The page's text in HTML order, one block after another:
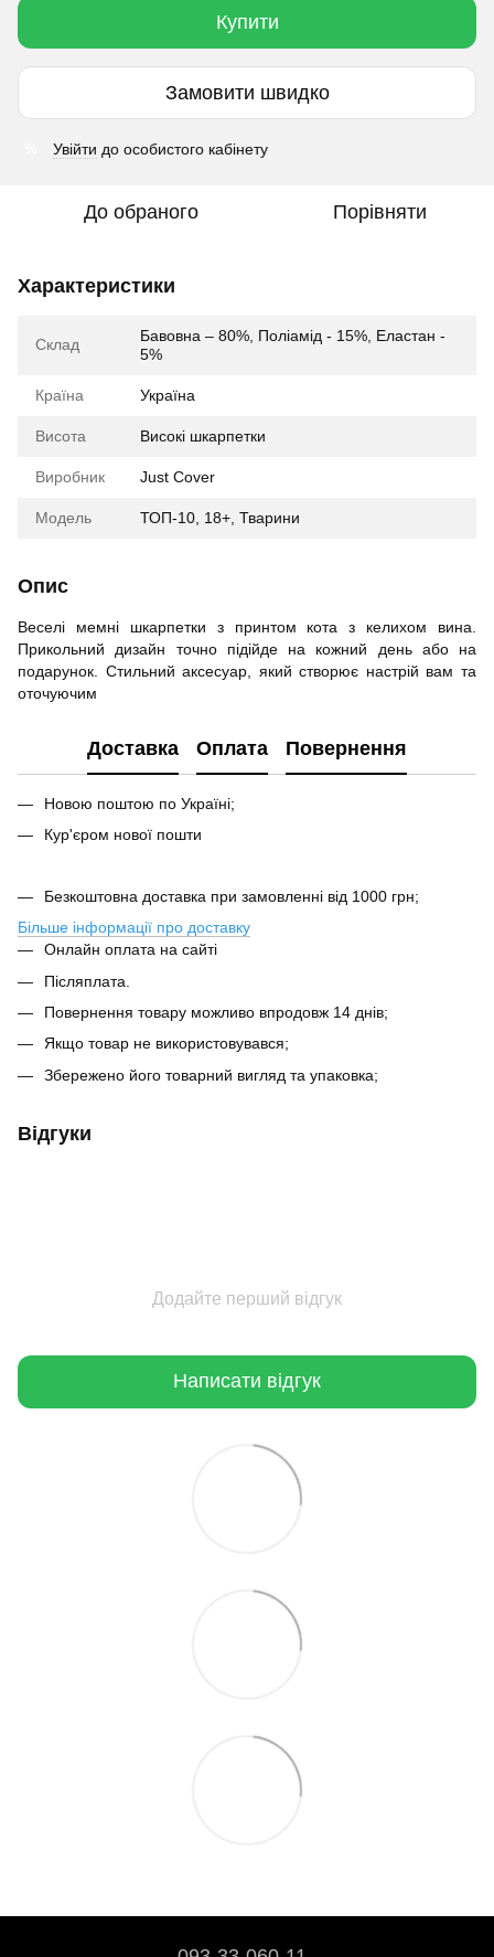
Купити
Замовити швидко
Увійти до особистого кабінету
До обраного Порівняти
Характеристики
Склад
Бавовна – 80%, Поліамід - 15%, Еластан -
5%
Країна Україна
Висота Високі шкарпетки
Виробник Just Cover
Модель ТОП-10, 18+, Тварини
Опис
Веселі мемні шкарпетки з принтом кота з келихом вина.
Прикольний дизайн точно підійде на кожний день або на
подарунок. Стильний аксесуар, який створює настрій вам та
оточуючим
Доставка Оплата Повернення
Новою поштою по Україні;
Кур'єром нової пошти
Безкоштовна доставка при замовленні від 1000 грн;
Більше інформації про доставку
Онлайн оплата на сайті
Післяплата.
Повернення товару можливо впродовж 14 днів;
Якщо товар не використовувався;
Збережено його товарний вигляд та упаковка;
Відгуки
Додайте перший відгук
Написати відгук